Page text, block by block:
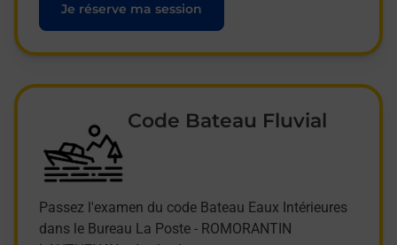
Je réserve ma session
Code Bateau Fluvial
Passez l'examen du code Bateau Eaux Intérieures
dans le Bureau La Poste - ROMORANTIN